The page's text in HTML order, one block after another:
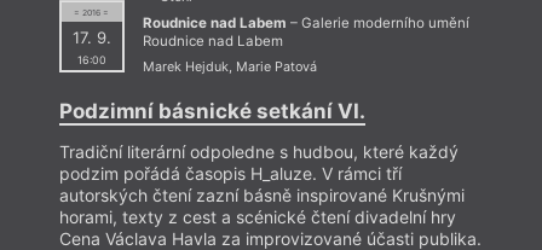
= 2016 =
17. 9.
16:00
Roudnice nad Labem – Galerie moderního umění
Roudnice nad Labem
Marek Hejduk, Marie Patová
Podzimní básnické setkání VI.
Tradiční literární odpoledne s hudbou, které každý
podzim pořádá časopis H_aluze. V rámci tří
autorských čtení zazní básně inspirované Krušnými
horami, texty z cest a scénické čtení divadelní hry
Cena Václava Havla za improvizované účasti publika.